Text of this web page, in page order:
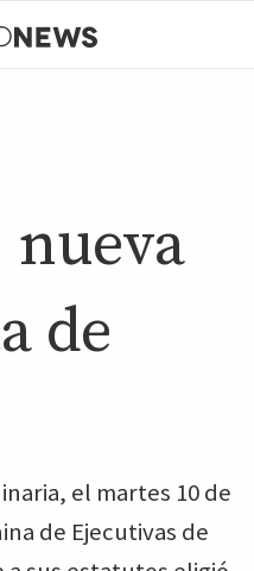
nueva
de
el martes 10 de
de Ejecutivas de